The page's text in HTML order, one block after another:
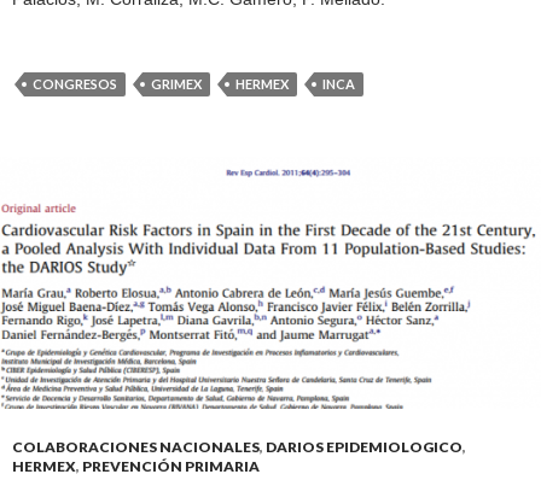
CONGRESOS GRIMEX HERMEX INCA
COLABORACIONES NACIONALES, DARIOS EPIDEMIOLOGICO,
HERMEX, PREVENCIÓN PRIMARIA